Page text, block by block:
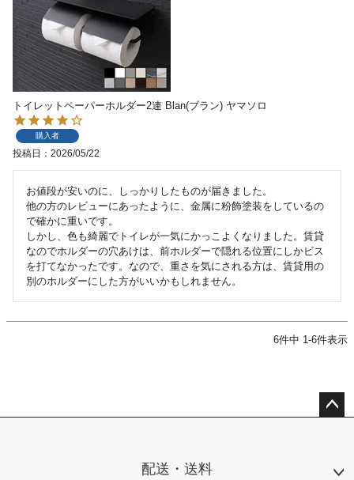
トイレットペーパーホルダー2連 Blan(ブラン) ヤマソロ
購入者
投稿日 2026/05/22
お値段が安いのに、しっかりしたものが届きました。
他の方のレビューにあったように、金属に粉飾塗装をしているの
で確かに重いです。
しかし、色も綺麗でトイレが一気にかっこよくなりました。賃貸
なのでホルダーの穴あけは、前ホルダーで隠れる位置にしかビス
を打てなかったです。なので、重さを気にされる方は、賃貸用の
別のホルダーにした方がいいかもしれません。
6件中 1-6件表示
配送・送料